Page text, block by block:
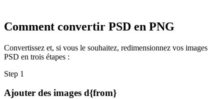
Comment convertir PSD en PNG
Convertissez et, si vous le souhaitez, redimensionnez vos images
PSD en trois étapes :
Step 1
Ajouter des images d{from}